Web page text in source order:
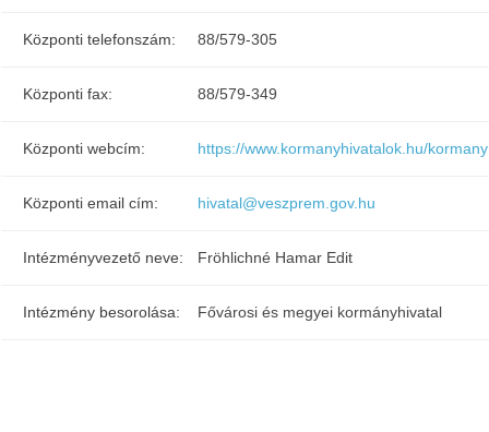
Központi telefonszám: 88/579-305
Központi fax: 88/579-349
Központi webcím: https://www.kormanyhivatalok.hu/
Központi email cím: hivatal@veszprem.gov.hu
Intézményvezető neve: Fröhlichné Hamar Edit
Intézmény besorolása: Fővárosi és megyei kormányhivatal